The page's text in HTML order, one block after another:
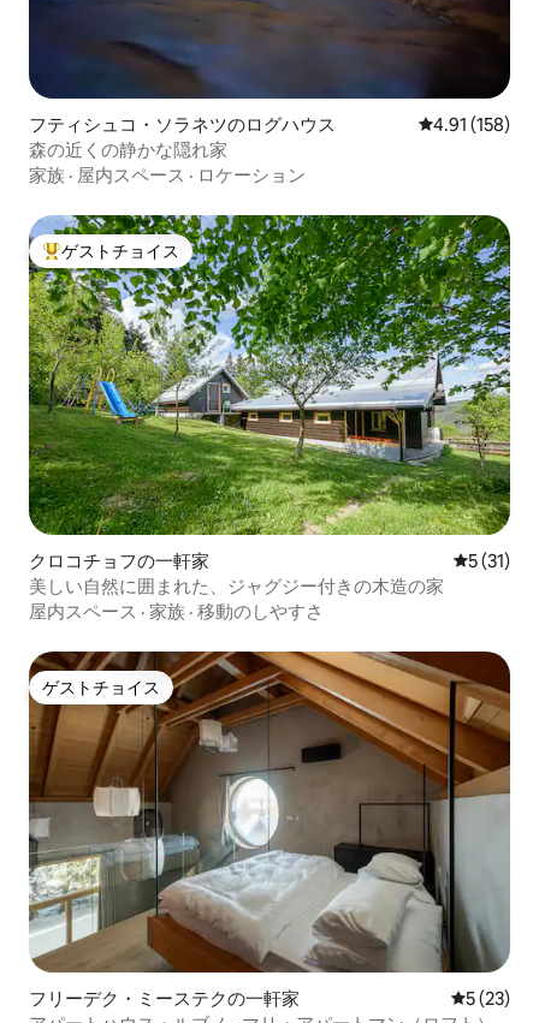
フティシュコ・ソラネツのログハウス レビュー158
4.91 (158)
森の近くの静かな隠れ家
家族 · 屋内スペース · ロケーション
大好評のゲストチョイスです。
ゲストチョイス
クロコチョフの一軒家 レビュー
5 (31)
美しい自然に囲まれた、ジャグジー付きの木造の家
屋内スペース · 家族 · 移動のしやすさ
ゲストチョイス
ゲストチョイス
フリーデク・ミーステクの一軒家 レビュー
5 (23)